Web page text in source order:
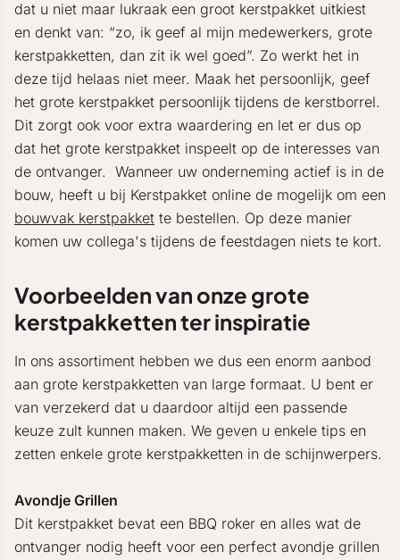
dat u niet maar lukraak een groot kerstpakket uitkiest
en denkt van: “zo, ik geef al mijn medewerkers, grote
kerstpakketten, dan zit ik wel goed”. Zo werkt het in
deze tijd helaas niet meer. Maak het persoonlijk, geef
het grote kerstpakket persoonlijk tijdens de kerstborrel.
Dit zorgt ook voor extra waardering en let er dus op
dat het grote kerstpakket inspeelt op de interesses van
de ontvanger. Wanneer uw onderneming actief is in de
bouw, heeft u bij Kerstpakket online de mogelijk om een
bouwvak kerstpakket te bestellen. Op deze manier
komen uw collega's tijdens de feestdagen niets te kort.
Voorbeelden van onze grote
kerstpakketten ter inspiratie
In ons assortiment hebben we dus een enorm aanbod
aan grote kerstpakketten van large formaat. U bent er
van verzekerd dat u daardoor altijd een passende
keuze zult kunnen maken. We geven u enkele tips en
zetten enkele grote kerstpakketten in de schijnwerpers.
Avondje Grillen
Dit kerstpakket bevat een BBQ roker en alles wat de
ontvanger nodig heeft voor een perfect avondje grillen